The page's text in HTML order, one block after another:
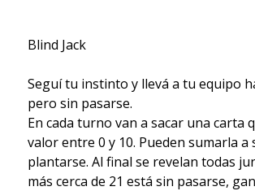
Blind Jack
Seguí tu instinto y llevá a tu equipo
pero sin pasarse.
En cada turno van a sacar una carta
valor entre 0 y 10. Pueden sumarla a
plantarse. Al final se revelan todas
más cerca de 21 está sin pasarse,